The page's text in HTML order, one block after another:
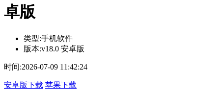
卓版
类型:手机软件
版本:v18.0 安卓版
时间:2026-07-09 11:42:24
安卓版下载 苹果下载